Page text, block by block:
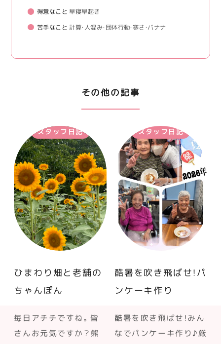
得意なこと 早寝早起き
苦手なこと 計算・人混み・団体行動・寒さ・バナナ
その他の記事
スタッフ日記
ひまわり畑と老舗の
ちゃんぽん
毎日アチチですね。皆
さんお元気ですか？熊
スタッフ日記
酷暑を吹き飛ばせ！パ
ンケーキ作り
酷暑を吹き飛ばせ！みん
なでパンケーキ作り♪厳